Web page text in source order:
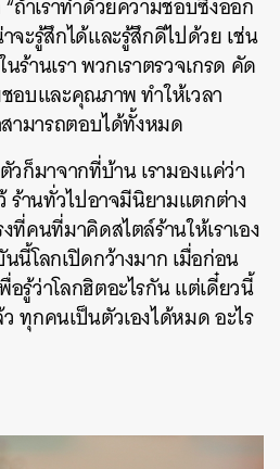
จะรู้สึกได้และรู้สึกดีไปด้วย เช่น
ร้านเรา พวกเราตรวจเกรด คัด
อบและคุณภาพ ทำให้เวลา
ามารถตอบได้ทั้งหมด
วก็มาจากที่บ้าน เรามองแค่ว่า
ร้านทั่วไปอาจมีนิยามแตกต่าง
คนที่มาคิดสไตล์ร้านให้เราเอง
นี้โลกเปิดกว้างมาก เมื่อก่อน
รู้ว่าโลกฮิตอะไรกัน แต่เดี๋ยวนี้
ทุกคนเป็นตัวเองได้หมด อะไร